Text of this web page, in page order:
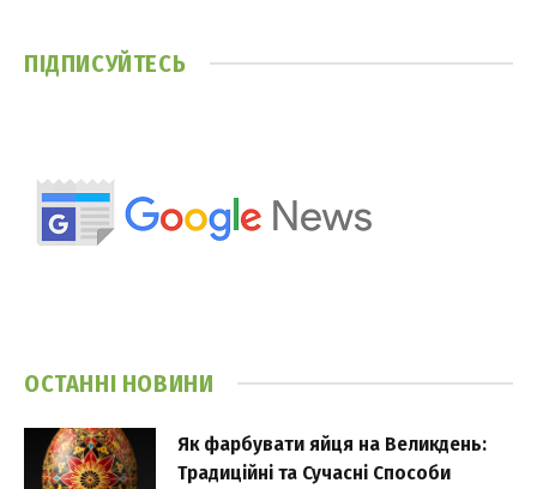
ПІДПИСУЙТЕСЬ
ОСТАННІ НОВИНИ
Як фарбувати яйця на Великдень:
Традиційні та Сучасні Способи